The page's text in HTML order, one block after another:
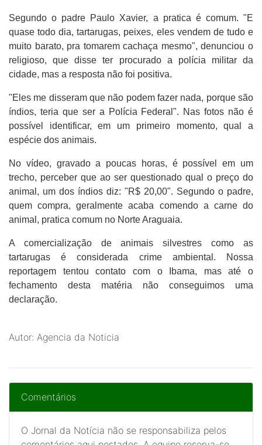
Segundo o padre Paulo Xavier, a pratica é comum. "E
quase todo dia, tartarugas, peixes, eles vendem de tudo e
muito barato, pra tomarem cachaça mesmo", denunciou o
religioso, que disse ter procurado a polícia militar da
cidade, mas a resposta não foi positiva.
"Eles me disseram que não podem fazer nada, porque são
índios, teria que ser a Polícia Federal". Nas fotos não é
possível identificar, em um primeiro momento, qual a
espécie dos animais.
No vídeo, gravado a poucas horas, é possível em um
trecho, perceber que ao ser questionado qual o preço do
animal, um dos índios diz: "R$ 20,00". Segundo o padre,
quem compra, geralmente acaba comendo a carne do
animal, pratica comum no Norte Araguaia.
A comercialização de animais silvestres como as
tartarugas é considerada crime ambiental. Nossa
reportagem tentou contato com o Ibama, mas até o
fechamento desta matéria não conseguimos uma
declaração.
Autor: Agencia da Noticia
Comentários
O Jornal da Notícia não se responsabiliza pelos